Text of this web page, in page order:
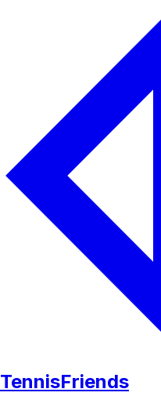
TennisFriends